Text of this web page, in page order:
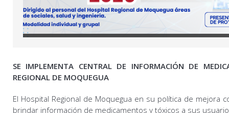
SE IMPLEMENTA CENTRAL DE INFORMACIÓN DE
REGIONAL DE MOQUEGUA
El Hospital Regional de Moquegua en su política de mejora
brindar información de medicamentos y tóxicos a sus